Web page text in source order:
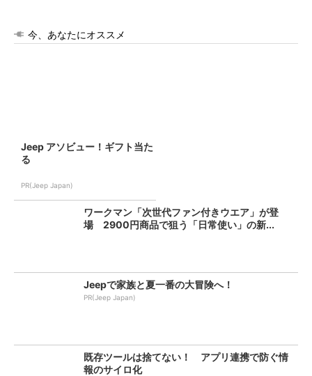
今、あなたにオススメ
Jeep アソビュー！ギフト当た
る
PR(Jeep Japan)
ワークマン「次世代ファン付きウエア」が登
場 2900円商品で狙う「日常使い」の新...
Jeepで家族と夏一番の大冒険へ！
PR(Jeep Japan)
既存ツールは捨てない！ アプリ連携で防ぐ情
報のサイロ化